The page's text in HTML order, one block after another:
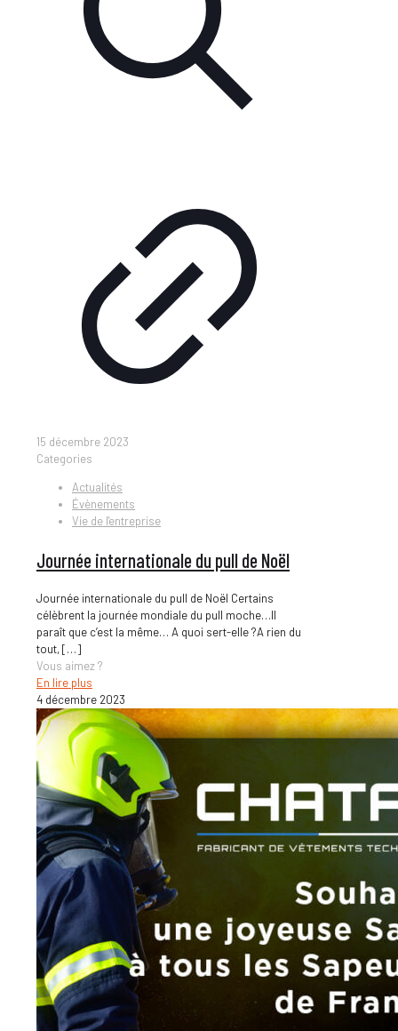
15 décembre 2023
Categories
Actualités
Évènements
Vie de l'entreprise
Journée internationale du pull de Noël
Journée internationale du pull de Noël Certains
célèbrent la journée mondiale du pull moche…Il
paraît que c’est la même… A quoi sert-elle ?A rien du
tout,[…]
Vous aimez ?
En lire plus
4 décembre 2023